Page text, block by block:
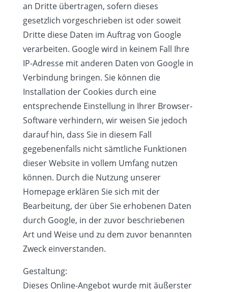
an Dritte übertragen, sofern dieses
gesetzlich vorgeschrieben ist oder soweit
Dritte diese Daten im Auftrag von Google
verarbeiten. Google wird in keinem Fall Ihre
IP-Adresse mit anderen Daten von Google in
Verbindung bringen. Sie können die
Installation der Cookies durch eine
entsprechende Einstellung in Ihrer Browser-
Software verhindern, wir weisen Sie jedoch
darauf hin, dass Sie in diesem Fall
gegebenenfalls nicht sämtliche Funktionen
dieser Website in vollem Umfang nutzen
können. Durch die Nutzung unserer
Homepage erklären Sie sich mit der
Bearbeitung, der über Sie erhobenen Daten
durch Google, in der zuvor beschriebenen
Art und Weise und zu dem zuvor benannten
Zweck einverstanden.
Gestaltung:
Dieses Online-Angebot wurde mit äußerster